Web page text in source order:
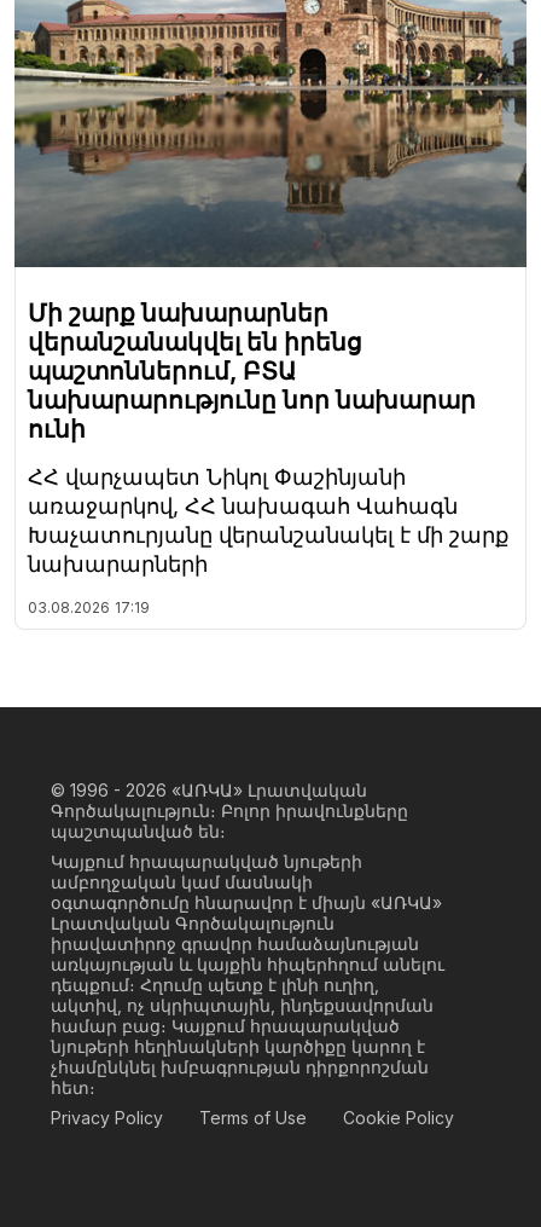
Մի շարք նախարարներ
վերանշանակվել են իրենց
պաշտոններում, ԲՏԱ
նախարարությունը նոր նախարար
ունի
ՀՀ վարչապետ Նիկոլ Փաշինյանի
առաջարկով, ՀՀ նախագահ Վահագն
Խաչատուրյանը վերանշանակել է մի շարք
նախարարների
03.08.2026 17:19
© 1996 - 2026 «ԱՌԿԱ» Լրատվական
Գործակալություն։ Բոլոր իրավունքները
պաշտպանված են։
Կայքում հրապարակված նյութերի
ամբողջական կամ մասնակի
օգտագործումը հնարավոր է միայն «ԱՌԿԱ»
Լրատվական Գործակալություն
իրավատիրոջ գրավոր համաձայնության
առկայության և կայքին հիպերհղում անելու
դեպքում։ Հղումը պետք է լինի ուղիղ,
ակտիվ, ոչ սկրիպտային, ինդեքսավորման
համար բաց։ Կայքում հրապարակված
նյութերի հեղինակների կարծիքը կարող է
չհամընկնել խմբագրության դիրքորոշման
հետ։
Privacy Policy
Terms of Use Cookie Policy